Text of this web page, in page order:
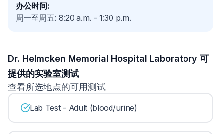
办公时间:
周一至周五: 8:20 a.m. -1:30 p.m.
Dr. Helmcken Memorial Hospital Laboratory 可
提供的实验室测试
查看所选地点的可用测试
Lab Test - Adult (blood/urine)